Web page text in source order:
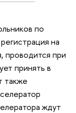
по
на
проводится при
принять в
также
ждут